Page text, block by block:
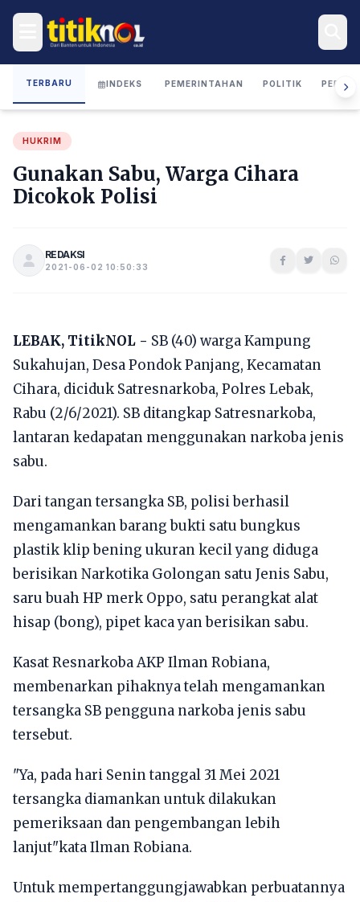
TERBARU INDEKS PEMERINTAHAN POLITIK
HUKRIM
Gunakan Sabu, Warga Cihara
Dicokok Polisi
REDAKSI
2021-06-02 10:50:33
LEBAK, TitikNOL - SB (40) warga Kampung
Sukahujan, Desa Pondok Panjang, Kecamatan
Cihara, diciduk Satresnarkoba, Polres Lebak,
Rabu (2/6/2021). SB ditangkap Satresnarkoba,
lantaran kedapatan menggunakan narkoba jenis
sabu.
Dari tangan tersangka SB, polisi berhasil
mengamankan barang bukti satu bungkus
plastik klip bening ukuran kecil yang diduga
berisikan Narkotika Golongan satu Jenis Sabu,
saru buah HP merk Oppo, satu perangkat alat
hisap (bong), pipet kaca yan berisikan sabu.
Kasat Resnarkoba AKP Ilman Robiana,
membenarkan pihaknya telah mengamankan
tersangka SB pengguna narkoba jenis sabu
tersebut.
"Ya, pada hari Senin tanggal 31 Mei 2021
tersangka diamankan untuk dilakukan
pemeriksaan dan pengembangan lebih
lanjut"kata Ilman Robiana.
Untuk mempertanggungjawabkan perbuatannya